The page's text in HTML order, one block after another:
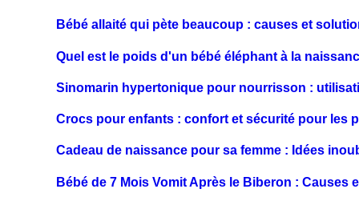
Bébé allaité qui pète beaucoup : causes et
Quel est le poids d'un bébé éléphant à la
Sinomarin hypertonique pour nourrisson :
Crocs pour enfants : confort et sécurité pour les
Cadeau de naissance pour sa femme : Idées
Bébé de 7 Mois Vomit Après le Biberon : Causes